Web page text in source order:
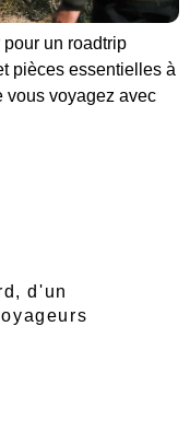
un roadtrip
pièces essentielles à
vous voyagez avec
d'un